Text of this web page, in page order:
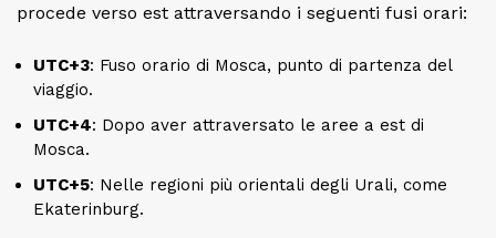
procede verso est attraversando i seguenti fusi orari:
UTC+3: Fuso orario di Mosca, punto di partenza del
viaggio.
UTC+4: Dopo aver attraversato le aree a est di
Mosca.
UTC+5: Nelle regioni più orientali degli Urali, come
Ekaterinburg.